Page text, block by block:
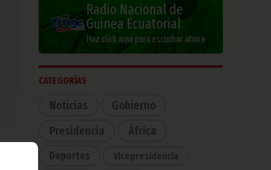
la
Radio Nacional de
Guinea Ecuatorial
Haz click aquí para escuchar ahora
CATEGORÍAS
Noticias
Gobierno
Presidencia
África
Deportes Vicepresidencia